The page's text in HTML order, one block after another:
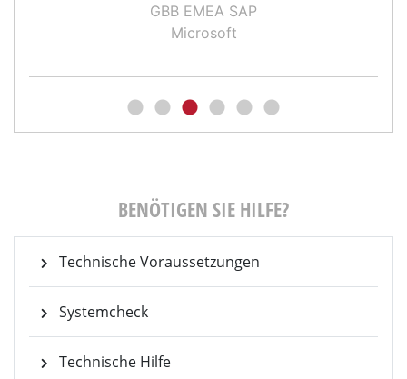
GBB EMEA SAP
Microsoft
BENÖTIGEN SIE HILFE?
Technische Voraussetzungen
Systemcheck
Technische Hilfe